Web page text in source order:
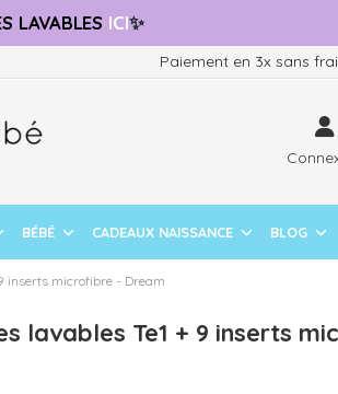
LAVABLES ICI✨
Paiement en 3x sans
BÉBÉ CADEAUX NAISSANCE BLOG
inserts microfibre - Dream
lavables Te1 + 9 inserts